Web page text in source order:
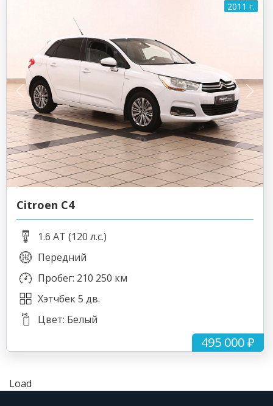
2011 г.
495 000 ₽
Citroen C4
1.6 AT (120 л.с.)
Передний
Пробег: 210 250 км
Хэтчбек 5 дв.
Цвет: Белый
Load